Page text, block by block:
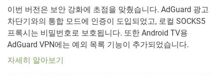
이번 버전은 보안 강화에 초점을 맞췄습니다. AdGuard 광고
차단기와의 통합 모드에 인증이 도입되었고, 로컬 SOCKS5
프록시는 비밀번호로 보호됩니다. 또한 Android TV용
AdGuard VPN에는 예외 목록 기능이 추가되었습니다.
자세히 알아보기